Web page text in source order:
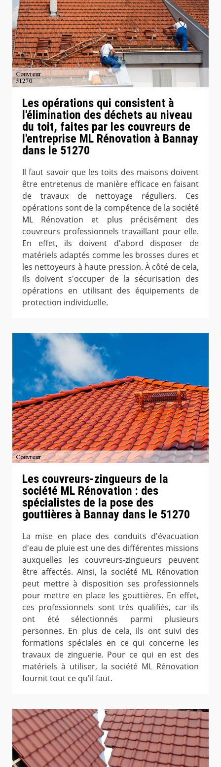
Les opérations qui consistent à
l'élimination des déchets au niveau
du toit, faites par les couvreurs de
l'entreprise ML Rénovation à Bannay
dans le 51270
Il faut savoir que les toits des maisons doivent
être entretenus de manière efficace en faisant
de travaux de nettoyage réguliers. Ces
opérations sont de la compétence de la société
ML Rénovation et plus précisément des
couvreurs professionnels travaillant pour elle.
En effet, ils doivent d'abord disposer de
matériels adaptés comme les brosses dures et
les nettoyeurs à haute pression. À côté de cela,
ils doivent s'occuper de la sécurisation des
opérations en utilisant des équipements de
protection individuelle.
Les couvreurs-zingueurs de la
société ML Rénovation : des
spécialistes de la pose des
gouttières à Bannay dans le 51270
La mise en place des conduits d'évacuation
d'eau de pluie est une des différentes missions
auxquelles les couvreurs-zingueurs peuvent
être affectés. Ainsi, la société ML Rénovation
peut mettre à disposition ses professionnels
pour mettre en place les gouttières. En effet,
ces professionnels sont très qualifiés, car ils
ont été sélectionnés parmi plusieurs
personnes. En plus de cela, ils ont suivi des
formations spéciales en ce qui concerne les
travaux de zinguerie. Pour ce qui en est des
matériels à utiliser, la société ML Rénovation
fournit tout ce qu'il faut.